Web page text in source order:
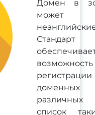
Домен в
может
возможность
список